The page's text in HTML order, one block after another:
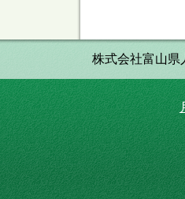
株式会社富山県